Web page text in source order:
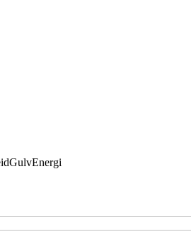
GulvEnergi